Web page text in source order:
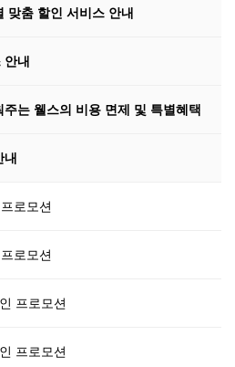
맞춤 할인 서비스 안내
내
주는 웰스의 비용 면제 및 특별혜택
로모션
로모션
프로모션
프로모션